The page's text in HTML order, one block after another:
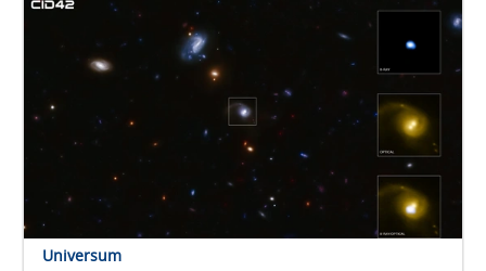
Universum